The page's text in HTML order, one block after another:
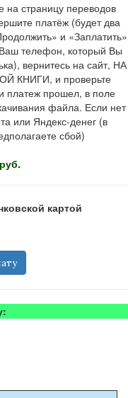
на страницу переводов
платёж (будет два
и «Заплатить»
телефон, который Вы
вернитесь на сайт, НА
КНИГИ, и проверьте
платеж прошел, в поле
файла. Если нет
или Яндекс-денег (в
сбой)
картой